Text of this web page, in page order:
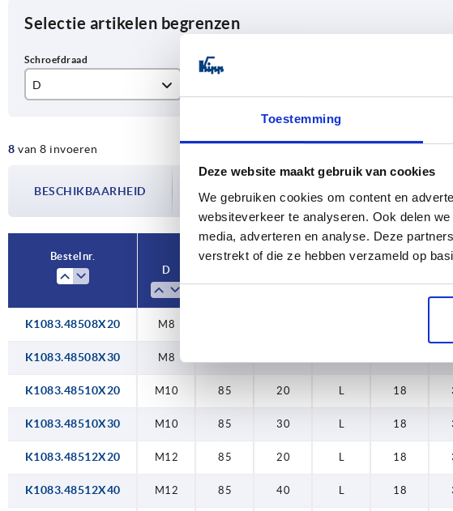
Toestemming
Deze website maakt gebruik van cookies
We gebruiken cookies om content en
websiteverkeer te analyseren. Ook delen
media, adverteren en analyse. Deze
verstrekt of die ze hebben verzameld op
Selectie artikelen begrenzen
D
M10
50
8 van 8 invoeren
BESCHIKBAARHEID
De beschikbaarheid wordt meerdere keren per dag met
bijgewerkt. In de laatste stap voordat je je bestelling
over de bevestigde verzenddatum.
Bestelnr.
D
K1083.48508X20 M8
K1083.48508X30 M8
K1083.48510X20 M10 85 20 L 18
K1083.48510X30 M10 85 30 L 18
K1083.48512X20 M12 85 20 L 18
K1083.48512X40 M12 85 40 L 18